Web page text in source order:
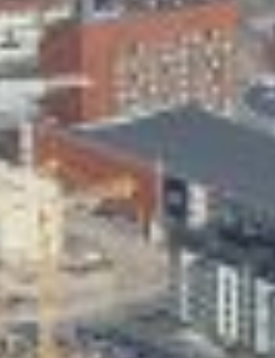
Skeittihalli
Varhaiskasvatus
Ateria- ja välipalamaksut
Mämminiemi
Taideapteekki
Kirjasto
Valon Kaupunki
Lasten Lysti & LystiKylä-festivaali
Ohje